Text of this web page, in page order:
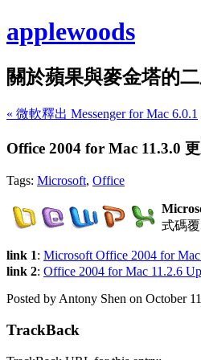
applewoods
關於蘋果與麥金塔的
« 微軟釋出 Messenger for Mac 6.0.1
Office 2004 for Mac 11.3.0
Tags: Microsoft, Office
式碼
link 1: Microsoft Office 2004 for
link 2: Office 2004 for Mac 11.2.6
Posted by Antony Shen on October
TrackBack